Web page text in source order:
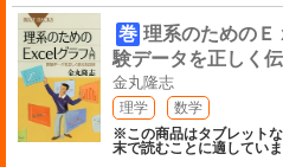
巻 理系のための
験データを正しく
金丸隆志
理学
数学
※この商品はタブレット
末で読むことに適してい